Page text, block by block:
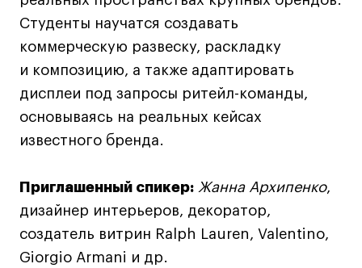
Контент
Навыки предпринимателя и управленца
Искусство
Фотография
Очно + онлайн
Все программы
Студенты научатся создавать
коммерческую развеску, раскладку
и композицию, а также адаптировать
дисплеи под запросы ритейл-команды,
основываясь на реальных кейсах
известного бренда.
Приглашенный спикер: Жанна Архипенко,
дизайнер интерьеров, декоратор,
создатель витрин Ralph Lauren, Valentino,
Giorgio Armani и др.